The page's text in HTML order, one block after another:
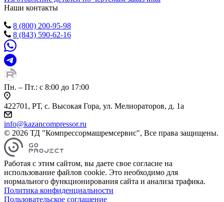
Наши контакты
8 (800) 200-95-98
8 (843) 590-62-16
Пн. – Пт.: с 8:00 до 17:00
422701, РТ, с. Высокая Гора, ул. Мелиораторов, д. 1а
info@kazancompressor.ru
© 2026 ТД "Компрессормашремсервис", Все права защищены.
Работая с этим сайтом, вы даете свое согласие на
использование файлов cookie. Это необходимо для
нормального функционирования сайта и анализа трафика.
Политика конфиденциальности
Пользовательское соглашение